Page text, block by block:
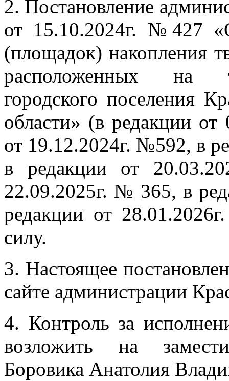
2. Постановление
от 15.10.2024г. №427
(площадок) накопления
расположенных на
городского поселения
области» (в редакции
от 19.12.2024г. №592, в
в редакции от
22.09.2025г. № 365, в
редакции от
силу.
3. Настоящее
сайте администрации
4. Контроль за
возложить на
Боровика Анатолия